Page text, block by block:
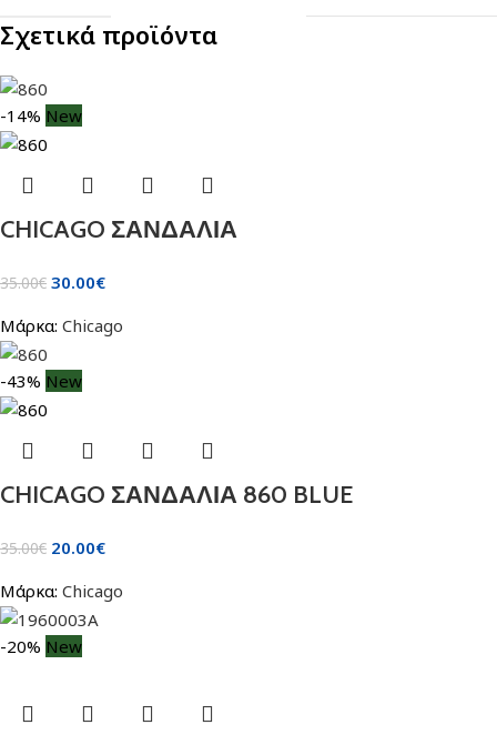
Σχετικά προϊόντα
-14% New
CHICAGO ΣΑΝΔΑΛΙΑ
35.00€ 30.00€
Μάρκα: Chicago
-43% New
CHICAGO ΣΑΝΔΑΛΙΑ 860 BLUE
35.00€ 20.00€
Μάρκα: Chicago
-20% New